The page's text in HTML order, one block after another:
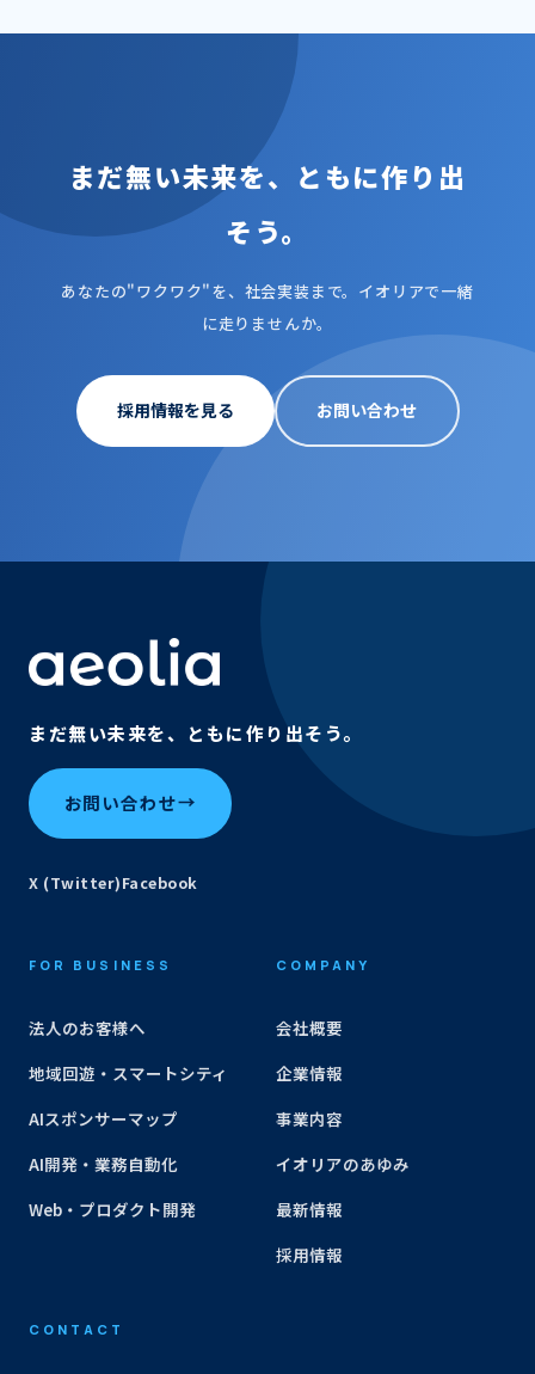
まだ無い未来を、ともに作り出
そう。
あなたの"ワクワク"を、社会実装まで。イオリアで一緒
に走りませんか。
採用情報を見る お問い合わせ
まだ無い未来を、ともに作り出そう。
お問い合わせ→
X (Twitter)Facebook
FOR BUSINESS
法人のお客様へ
地域回遊・スマートシティ
AIスポンサーマップ
AI開発・業務自動化
Web・プロダクト開発
COMPANY
会社概要
企業情報
事業内容
イオリアのあゆみ
最新情報
採用情報
CONTACT